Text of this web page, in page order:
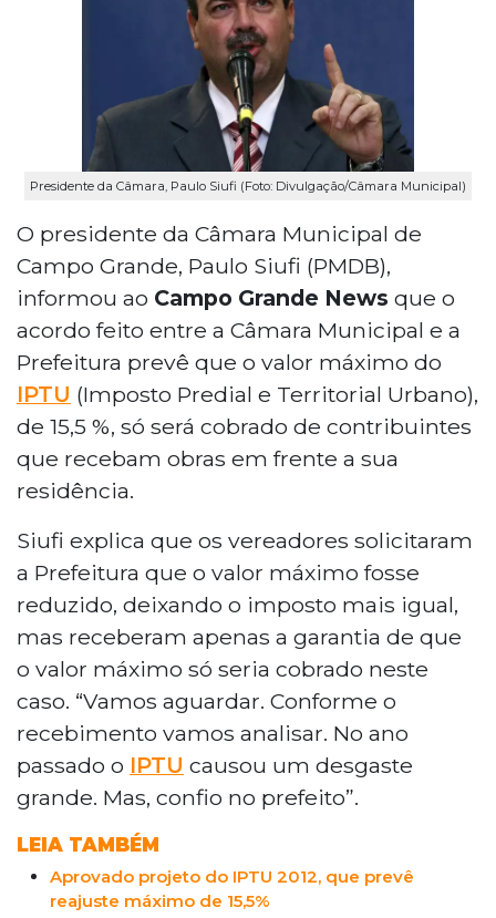
Presidente da Câmara, Paulo Siufi (Foto: Divulgação/Câmara Municipal)
O presidente da Câmara Municipal de
Campo Grande, Paulo Siufi (PMDB),
informou ao Campo Grande News que o
acordo feito entre a Câmara Municipal e a
Prefeitura prevê que o valor máximo do
IPTU (Imposto Predial e Territorial Urbano),
de 15,5 %, só será cobrado de contribuintes
que recebam obras em frente a sua
residência.
Siufi explica que os vereadores solicitaram
a Prefeitura que o valor máximo fosse
reduzido, deixando o imposto mais igual,
mas receberam apenas a garantia de que
o valor máximo só seria cobrado neste
caso. “Vamos aguardar. Conforme o
recebimento vamos analisar. No ano
passado o IPTU causou um desgaste
grande. Mas, confio no prefeito”.
LEIA TAMBÉM
Aprovado projeto do IPTU 2012, que prevê
reajuste máximo de 15,5%